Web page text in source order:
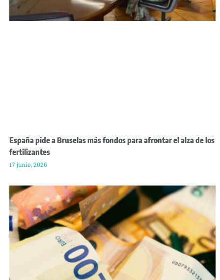
España pide a Bruselas más fondos para afrontar el alza de los
fertilizantes
17 junio, 2026